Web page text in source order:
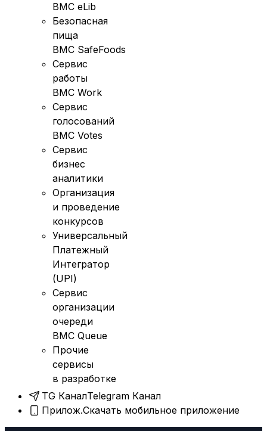
BMC eLib
Безопасная
пища
BMC SafeFoods
Сервис
работы
BMC Work
Сервис
голосований
BMC Votes
Сервис
бизнес
аналитики
Организация
и проведение
конкурсов
Универсальный
Платежный
Интегратор
(UPI)
Сервис
организации
очереди
BMC Queue
Прочие
сервисы
в разработке
TG КаналTelegram Канал
Прилож.Скачать мобильное приложение